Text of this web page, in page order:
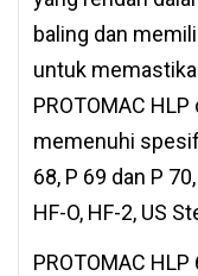
baling dan
untuk
PROTOMAC
memenuhi
68, P 69 dan P
HF-O, HF-2, US
PROTOMAC